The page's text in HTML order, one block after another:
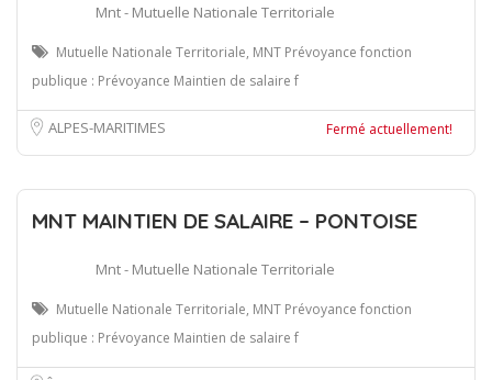
Mnt - Mutuelle Nationale Territoriale
Mutuelle Nationale Territoriale, MNT Prévoyance fonction
publique : Prévoyance Maintien de salaire f
ALPES-MARITIMES Fermé actuellement!
MNT MAINTIEN DE SALAIRE – PONTOISE
Mnt - Mutuelle Nationale Territoriale
Mutuelle Nationale Territoriale, MNT Prévoyance fonction
publique : Prévoyance Maintien de salaire f